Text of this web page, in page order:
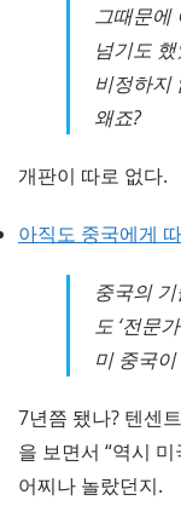
그때문에
넘기도
비정하지
왜죠?
개판이 따로 없다.
아직도 중국에게
중국의
도 ‘전문
미 중국
7년쯤 됐나? 텐센
을 보면서 “역시
어찌나 놀랐던지.